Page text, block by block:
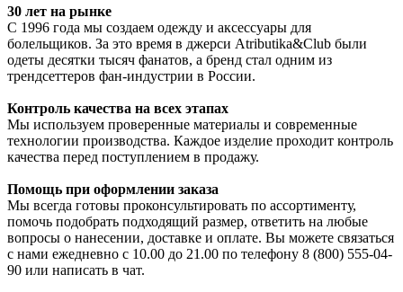
30 лет на рынке
С 1996 года мы создаем одежду и аксессуары для
болельщиков. За это время в джерси Atributika&Club были
одеты десятки тысяч фанатов, а бренд стал одним из
трендсеттеров фан-индустрии в России.
Контроль качества на всех этапах
Мы используем проверенные материалы и современные
технологии производства. Каждое изделие проходит контроль
качества перед поступлением в продажу.
Помощь при оформлении заказа
Мы всегда готовы проконсультировать по ассортименту,
помочь подобрать подходящий размер, ответить на любые
вопросы о нанесении, доставке и оплате. Вы можете связаться
с нами ежедневно с 10.00 до 21.00 по телефону 8 (800) 555-04-
90 или написать в чат.